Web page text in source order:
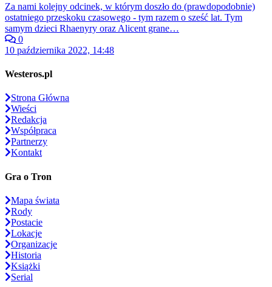
Za nami kolejny odcinek, w którym doszło do (prawdopodobnie)
ostatniego przeskoku czasowego - tym razem o sześć lat. Tym
samym dzieci Rhaenyry oraz Alicent grane…
0
10 października 2022, 14:48
Westeros.pl
Strona Główna
Wieści
Redakcja
Współpraca
Partnerzy
Kontakt
Gra o Tron
Mapa świata
Rody
Postacie
Lokacje
Organizacje
Historia
Książki
Serial